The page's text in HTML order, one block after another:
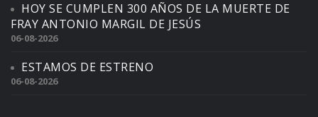
HOY SE CUMPLEN 300 AÑOS DE LA MUERTE DE
FRAY ANTONIO MARGIL DE JESÚS
06-08-2026
ESTAMOS DE ESTRENO
06-08-2026